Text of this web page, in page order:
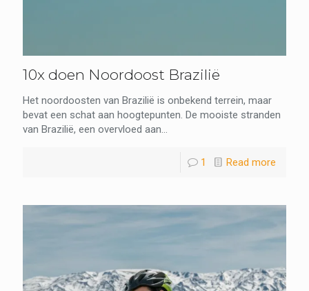
10x doen Noordoost Brazilië
Het noordoosten van Brazilië is onbekend terrein, maar
bevat een schat aan hoogtepunten. De mooiste stranden
van Brazilië, een overvloed aan...
1 Read more